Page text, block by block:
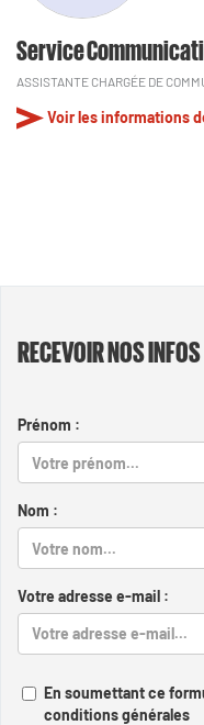
Service
ASSISTANTE CHARGÉE DE
Voir les informations
RECEVOIR NOS INFOS
Prénom :
Nom :
Votre adresse e-mail :
En soumettant ce
conditions générales